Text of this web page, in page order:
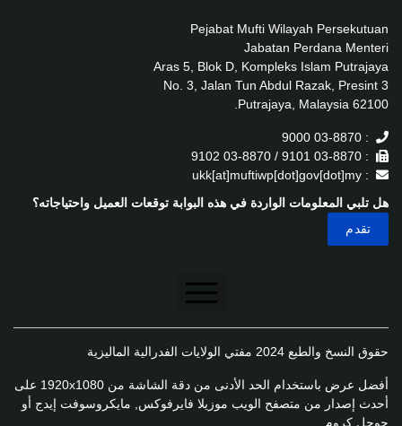
Pejabat Mufti Wilayah Persekutuan
Jabatan Perdana Menteri
Aras 5, Blok D, Kompleks Islam Putrajaya
No. 3, Jalan Tun Abdul Razak, Presint 3
62100 Putrajaya, Malaysia.
: 03-8870 9000
: 03-8870 9101 / 03-8870 9102
: ukk[at]muftiwp[dot]gov[dot]my
هل تلبي المعلومات الواردة في هذه البوابة توقعات العميل واحتياجاته؟
تنصل
سياسة الخصوصية
سياسة الخصوصية
حقوق النسخ والطبع 2024 مفتي الولايات الفدرالية الماليزية
أفضل عرض باستخدام الحد الأدنى من دقة الشاشة من 1920x1080 على
أحدث إصدار من متصفح الويب موزيلا فايرفوكس, مايكروسوفت إيدج أو
جوجل كروم